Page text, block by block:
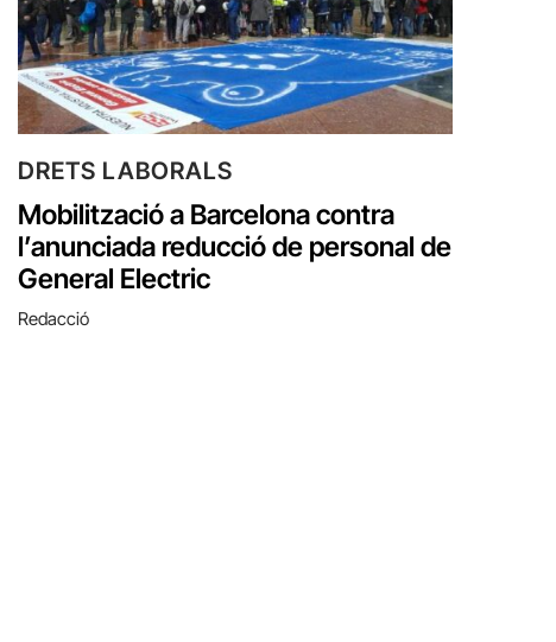
DRETS LABORALS
Mobilització a Barcelona contra
l’anunciada reducció de personal de
General Electric
Redacció